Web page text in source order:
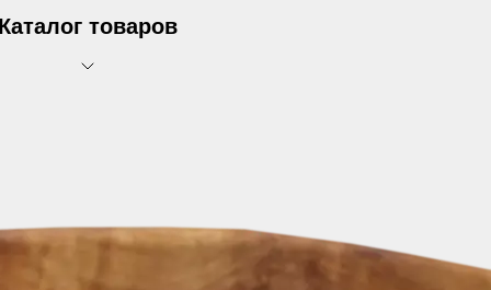
товаров